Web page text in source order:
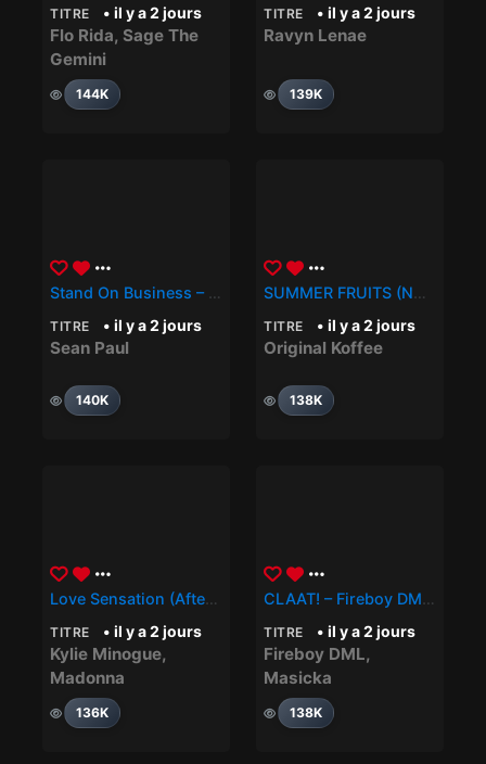
TITRE • il y a 2 jours
Flo Rida, Sage The
Gemini
144K
TITRE • il y a 2 jours
Ravyn Lenae
139K
Stand On Business – Sean Paul
TITRE • il y a 2 jours
Sean Paul
140K
SUMMER FRUITS (NA NA) – Original Koffee
TITRE • il y a 2 jours
Original Koffee
138K
Love Sensation (Afterhours Mix) – Madonna, Kylie Minogue
TITRE • il y a 2 jours
Kylie Minogue,
Madonna
136K
CLAAT! – Fireboy DML, Masicka
TITRE • il y a 2 jours
Fireboy DML,
Masicka
138K